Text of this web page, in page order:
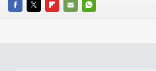
FACEBOOK
TWITTERFLIPBOARD
E-
WHATSAPP